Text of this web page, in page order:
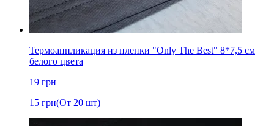
Термоаппликация из пленки "Only The Best" 8*7,5 см
белого цвета
19 грн
15 грн(От 20 шт)